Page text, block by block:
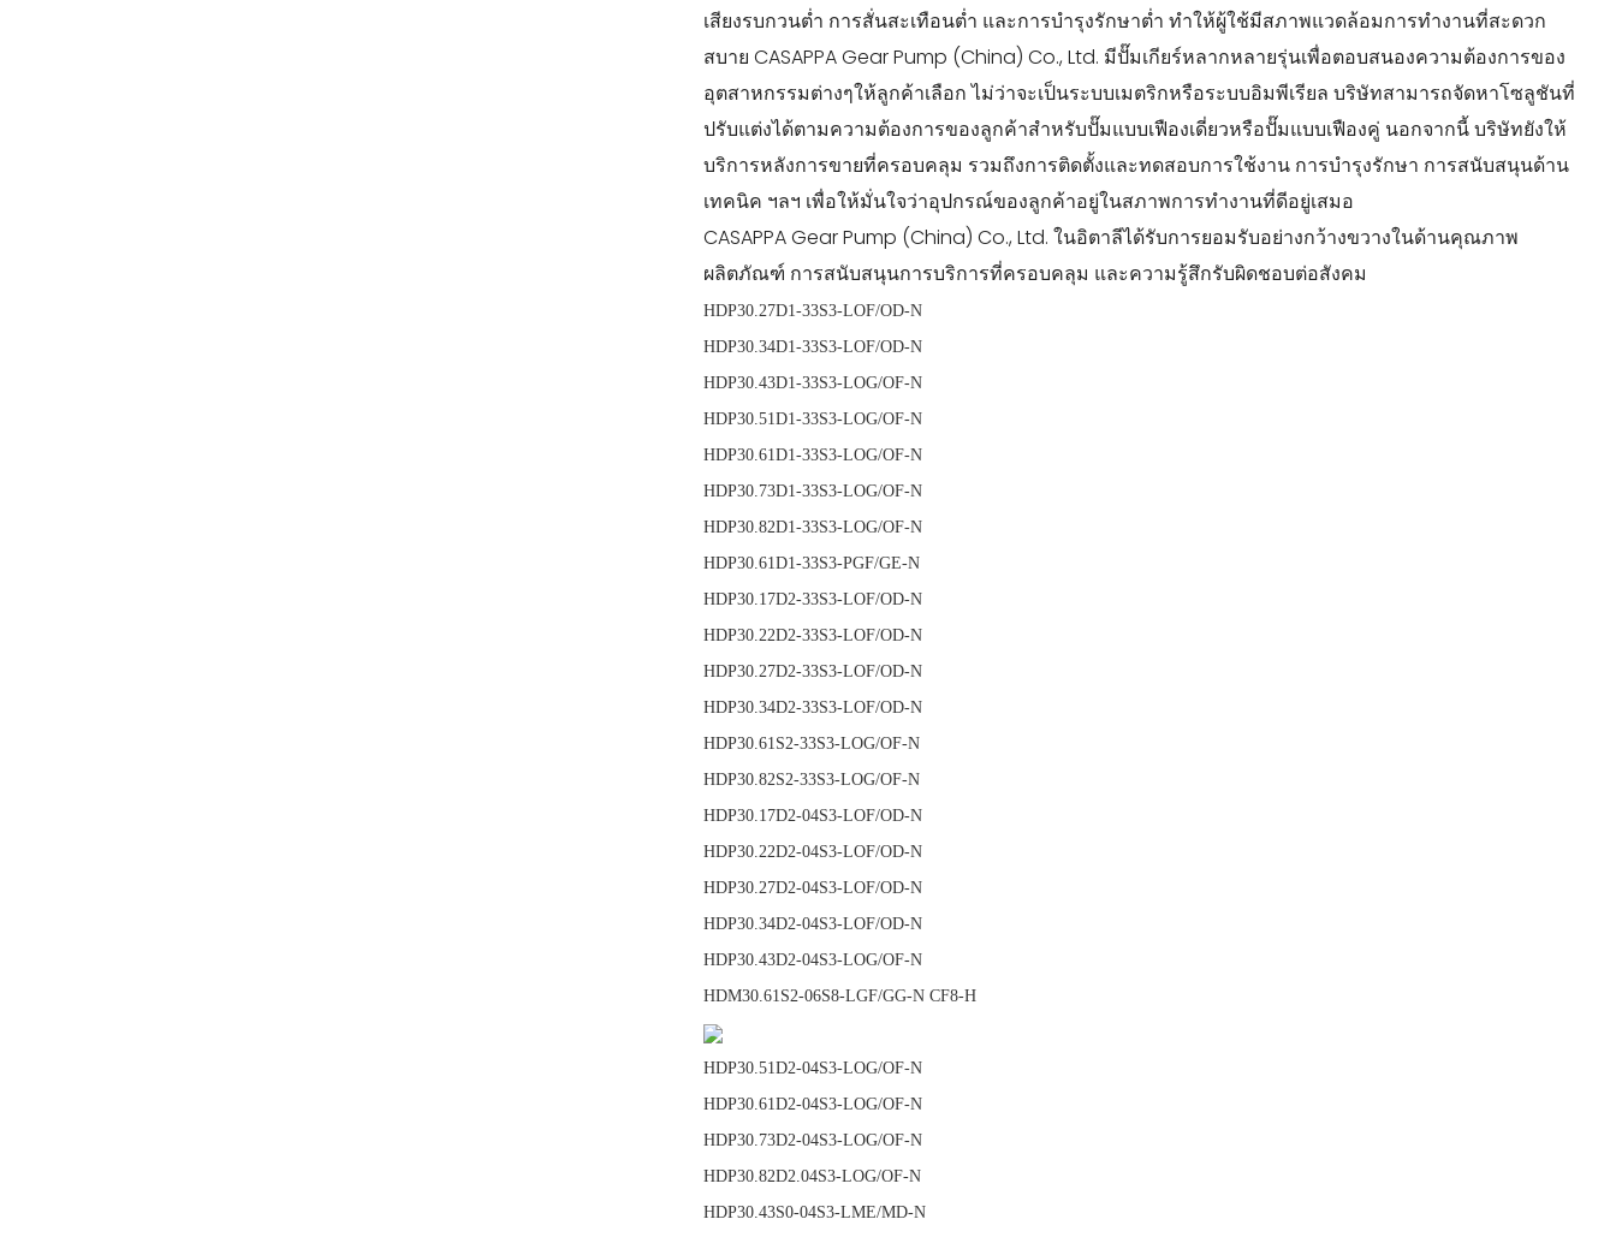
เสียงรบกวนต่ำ การสั่นสะเทือนต่ำ และการบำรุงรักษาต่ำ ทำให้ผู้ใช้มีสภาพแวดล้อมการทำงานที่สะดวก
สบาย CASAPPA Gear Pump (China) Co., Ltd. มีปั๊มเกียร์หลากหลายรุ่นเพื่อตอบสนองความต้องการของ
อุตสาหกรรมต่างๆให้ลูกค้าเลือก ไม่ว่าจะเป็นระบบเมตริกหรือระบบอิมพีเรียล บริษัทสามารถจัดหาโซลูชันที่
ปรับแต่งได้ตามความต้องการของลูกค้าสำหรับปั๊มแบบเฟืองเดี่ยวหรือปั๊มแบบเฟืองคู่ นอกจากนี้ บริษัทยังให้
บริการหลังการขายที่ครอบคลุม รวมถึงการติดตั้งและทดสอบการใช้งาน การบำรุงรักษา การสนับสนุนด้าน
เทคนิค ฯลฯ เพื่อให้มั่นใจว่าอุปกรณ์ของลูกค้าอยู่ในสภาพการทำงานที่ดีอยู่เสมอ
CASAPPA Gear Pump (China) Co., Ltd. ในอิตาลีได้รับการยอมรับอย่างกว้างขวางในด้านคุณภาพ
ผลิตภัณฑ์ การสนับสนุนการบริการที่ครอบคลุม และความรู้สึกรับผิดชอบต่อสังคม
HDP30.27D1-33S3-LOF/OD-N
HDP30.34D1-33S3-LOF/OD-N
HDP30.43D1-33S3-LOG/OF-N
HDP30.51D1-33S3-LOG/OF-N
HDP30.61D1-33S3-LOG/OF-N
HDP30.73D1-33S3-LOG/OF-N
HDP30.82D1-33S3-LOG/OF-N
HDP30.61D1-33S3-PGF/GE-N
HDP30.17D2-33S3-LOF/OD-N
HDP30.22D2-33S3-LOF/OD-N
HDP30.27D2-33S3-LOF/OD-N
HDP30.34D2-33S3-LOF/OD-N
HDP30.61S2-33S3-LOG/OF-N
HDP30.82S2-33S3-LOG/OF-N
HDP30.17D2-04S3-LOF/OD-N
HDP30.22D2-04S3-LOF/OD-N
HDP30.27D2-04S3-LOF/OD-N
HDP30.34D2-04S3-LOF/OD-N
HDP30.43D2-04S3-LOG/OF-N
HDM30.61S2-06S8-LGF/GG-N CF8-H
HDP30.51D2-04S3-LOG/OF-N
HDP30.61D2-04S3-LOG/OF-N
HDP30.73D2-04S3-LOG/OF-N
HDP30.82D2.04S3-LOG/OF-N
HDP30.43S0-04S3-LME/MD-N